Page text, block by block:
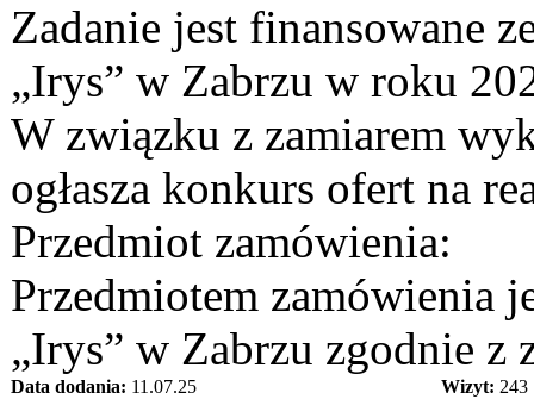
Zadanie jest finansowane
„Irys” w Zabrzu w roku
W związku z zamiarem
ogłasza konkurs ofert na
Przedmiot zamówienia:
Przedmiotem zamówienia
„Irys” w Zabrzu zgodnie z
Data dodania: 11.07.25 Wizyt: 243